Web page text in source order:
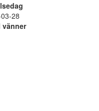
28
vänner